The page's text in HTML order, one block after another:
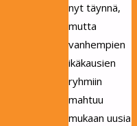
nyt täynnä,
mutta
vanhempien
ikäkausien
ryhmiin
mahtuu
mukaan uusia